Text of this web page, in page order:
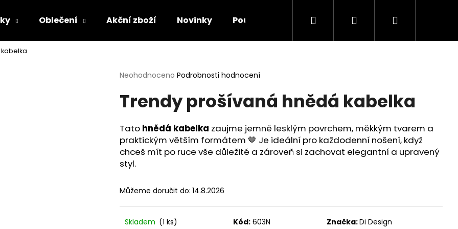
Oblečení Akční zboží Novinky Poukazy Doplňky O nás Kontakt
Hledat PřihlášeníNákupní
Průměrné
produktu
z
5
hvězdiček.
Neohodnoceno Podrobnosti hodnocení
Trendy prošívaná hnědá kabelka
Tato hnědá kabelka zaujme jemně lesklým povrchem, měkkým tvarem a
praktickým větším formátem 🤎 Je ideální pro každodenní nošení, když
chceš mít po ruce vše důležité a zároveň si zachovat elegantní a upravený
styl.
Můžeme doručit do: 14.8.2026
Skladem (1 ks) Kód: 603N Značka:Di Design
Co potřebujete najít?
HLEDAT